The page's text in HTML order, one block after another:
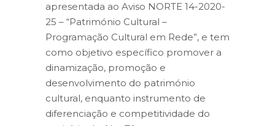
apresentada ao Aviso NORTE 14-2020-
25 – “Património Cultural –
Programação Cultural em Rede”, e tem
como objetivo específico promover a
dinamização, promoção e
desenvolvimento do património
cultural, enquanto instrumento de
diferenciação e competitividade do